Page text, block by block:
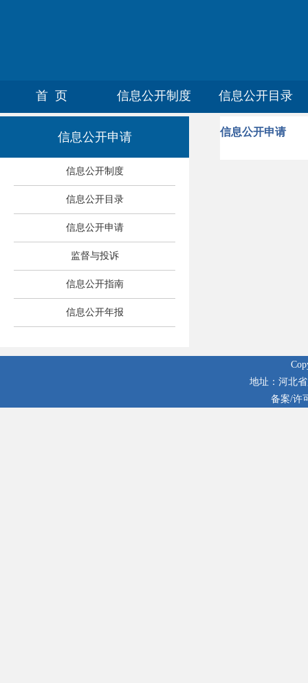
首 页 信息公开制度 信息公开目录
信息公开申请
信息公开制度
信息公开目录
信息公开申请
监督与投诉
信息公开指南
信息公开年报
信息公开申请
地址：河北
备案/许